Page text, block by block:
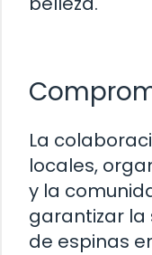
La
locales,
y la
garantizar la
de espinas